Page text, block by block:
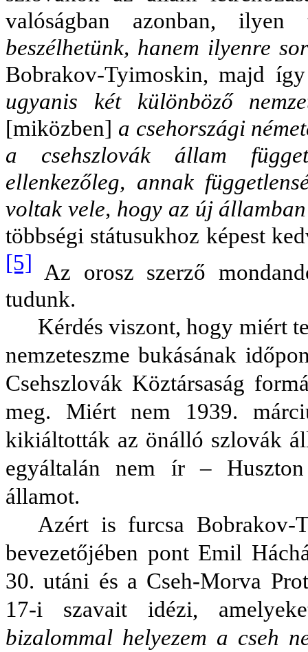
valóságban azonban, ilyen
beszélhetünk, hanem ilyenre
Bobrakov-Tyimoskin, majd
ugyanis két különböző
[miközben] a csehországi
a csehszlovák állam
ellenkezőleg, annak
voltak vele, hogy az új
többségi státusukhoz képest
[5] Az orosz szerző
tudunk.
Kérdés viszont, hogy miért
nemzeteszme bukásának
Csehszlovák Köztársaság
meg. Miért nem 1939.
kikiáltották az önálló szlovák
egyáltalán nem ír –
államot.
Azért is furcsa Bobrakov-
bevezetőjében pont Emil
30. utáni és a Cseh-Morva
17-i szavait idézi,
bizalommal helyezem a cseh